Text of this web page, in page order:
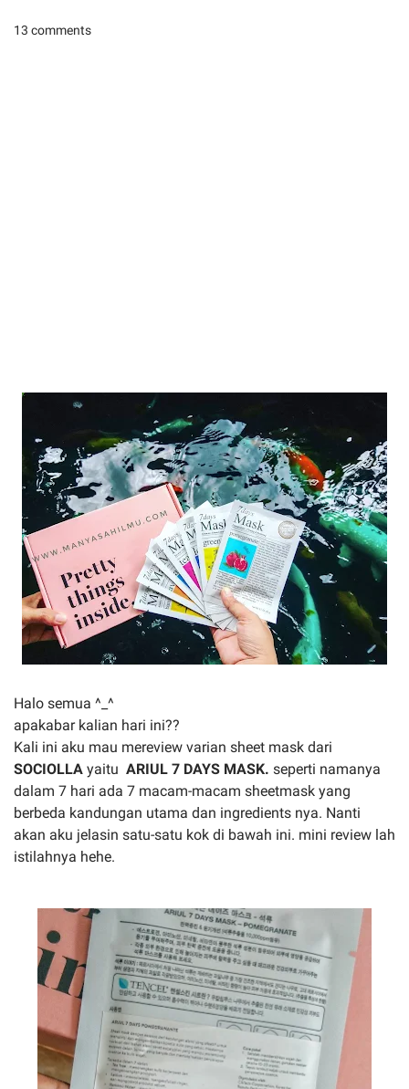
13 comments
Halo semua ^_^
apakabar kalian hari ini??
Kali ini aku mau mereview varian sheet mask dari
SOCIOLLA yaitu ARIUL 7 DAYS MASK. seperti namanya
dalam 7 hari ada 7 macam-macam sheetmask yang
berbeda kandungan utama dan ingredients nya. Nanti
akan aku jelasin satu-satu kok di bawah ini. mini review lah
istilahnya hehe.